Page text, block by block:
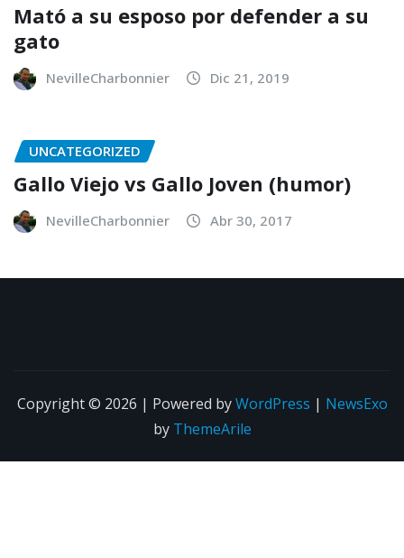
Mató a su esposo por defender a su
gato
NevilleCharbonnier Dic 21, 2019
UNCATEGORIZED
Gallo Viejo vs Gallo Joven (humor)
NevilleCharbonnier Abr 30, 2017
Copyright © 2026 | Powered byWordPress | NewsExo
by ThemeArile